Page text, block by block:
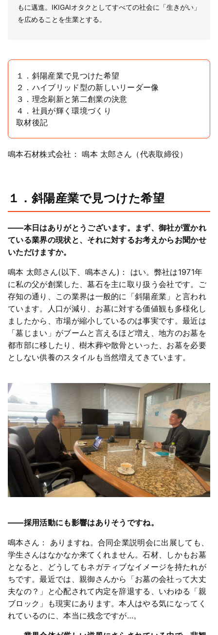
もに邁進。IKIGAIオタクとしてすべての社会に「生きがい」
を広めることを生業とする。
１．斜陽産業で見つけた希望
２．ハイブリッド型の新しいリーダー像
３．理念刷新と第二創業の決意
４．社員が輝く環境づくり
取材後記
鳴本石材株式会社： 鳴本 太郎さん（代表取締役）
１．斜陽産業で見つけた希望
――本日はありがとうございます。まず、御社が置かれ
ている業界の現状と、それに対するお考えからお聞かせ
いただけますか。
鳴本 太郎さん(以下、鳴本さん)： はい。弊社は1971年
に私の父が創業した、墓石を主に取り扱う会社です。ご
存知の通り、この業界は一般的に「斜陽産業」と言われ
ています。人口が減り、お墓に対する価値観も多様化し
ましたから、市場が縮小しているのは事実です。最近は
「墓じまい」がブームと言えるほど増え、地方のお墓を
都市部に移したり、樹木葬や散骨といった、お墓を必要
としない供養のスタイルも当然増えてきています。
――採用活動にも影響はありそうですね。
鳴本さん： ありますね。合同企業説明会に出展しても、
学生さんはなかなか来てくれません。石材、しかもお墓
となると、どうしてもネガティブなイメージを持たれが
ちです。最近では、親御さんから「お墓の会社って大丈
夫なの？」と心配されて内定を辞退する、いわゆる「親
ブロック」も現実にあります。本人はやる気になってく
れているのに、本当に残念ですが…。